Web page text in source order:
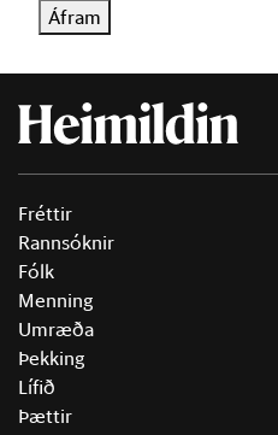
Áfram
Fréttir
Rannsóknir
Fólk
Menning
Umræða
Þekking
Lífið
Þættir